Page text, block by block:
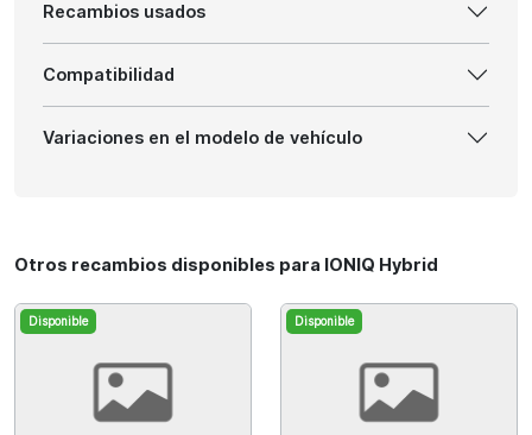
Recambios usados
Compatibilidad
Variaciones en el modelo de vehículo
Otros recambios disponibles para IONIQ Hybrid
Disponible Disponible